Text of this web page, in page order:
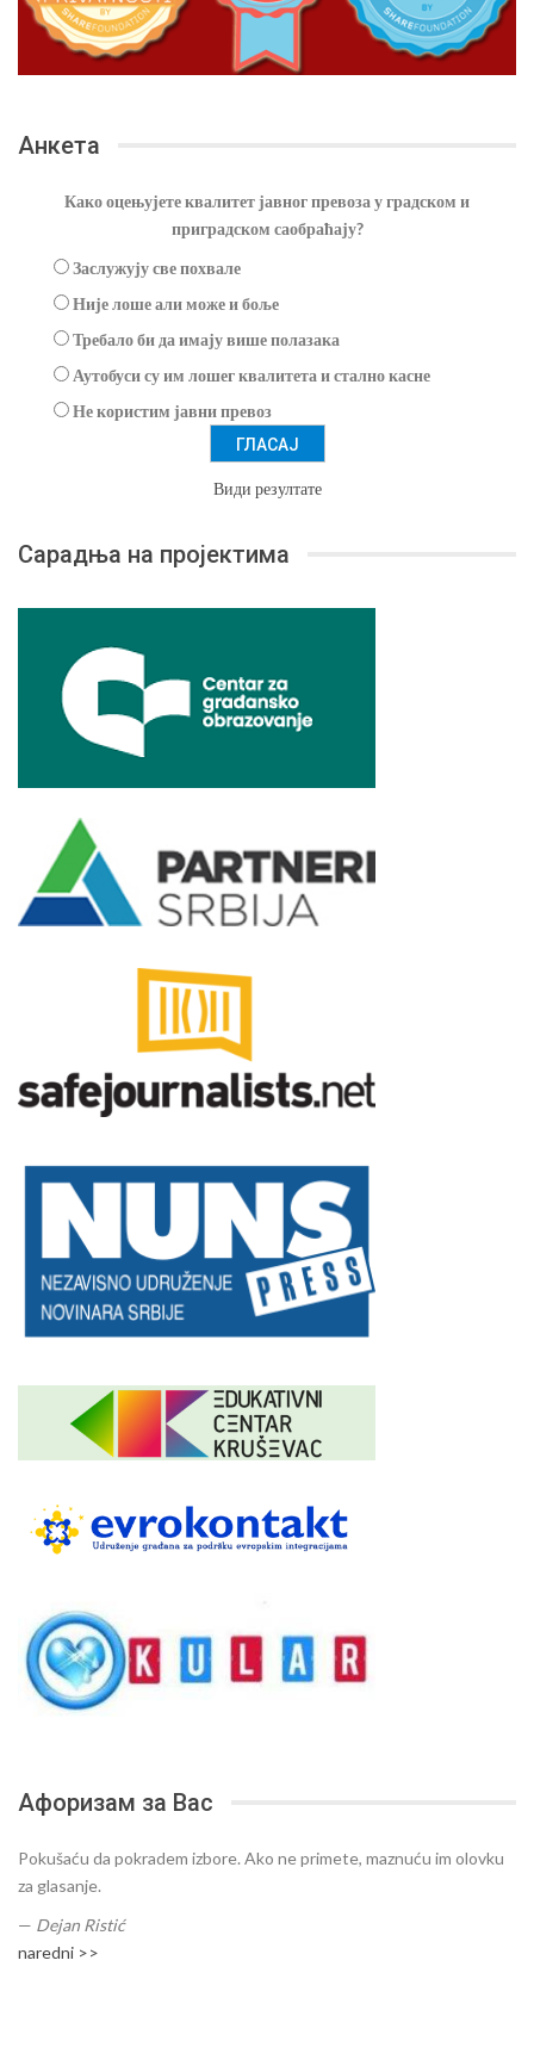
Анкета
Како оцењујете квалитет јавног превоза у градском и
приградском саобраћају?
Заслужују све похвале
Није лоше али може и боље
Требало би да имају више полазака
Аутобуси су им лошег квалитета и стално касне
Не користим јавни превоз
Види резултате
Сарадња на пројектима
Афоризам за Вас
Pokušaću da pokradem izbore. Ako ne primete, maznuću im olovku
za glasanje.
— Dejan Ristić
naredni >>